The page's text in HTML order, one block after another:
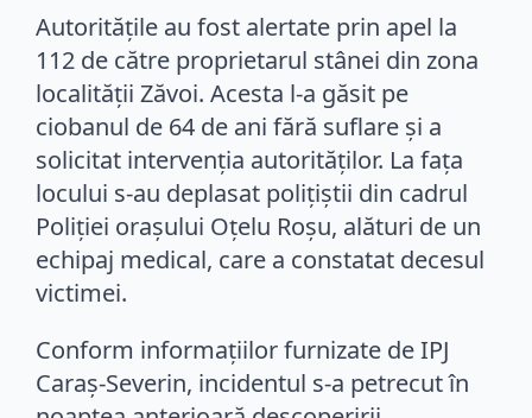
Autoritățile au fost alertate prin apel la
112 de către proprietarul stânei din zona
localității Zăvoi. Acesta l-a găsit pe
ciobanul de 64 de ani fără suflare și a
solicitat intervenția autorităților. La fața
locului s-au deplasat polițiștii din cadrul
Poliției orașului Oțelu Roșu, alături de un
echipaj medical, care a constatat decesul
victimei.
Conform informațiilor furnizate de IPJ
Caraș-Severin, incidentul s-a petrecut în